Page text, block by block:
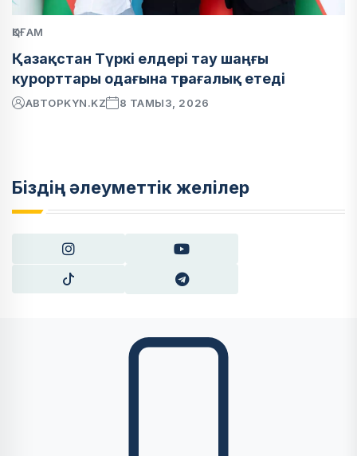
ҚОҒАМ
Қазақстан Түркі елдері тау шаңғы
курорттары одағына төрағалық етеді
АВТОРKYN.KZ 8 ТАМЫЗ, 2026
Біздің әлеуметтік желілер